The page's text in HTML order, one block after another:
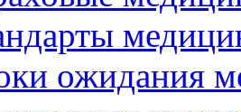
ожидания